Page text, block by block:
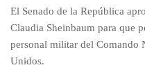
El Senado de la República
Claudia Sheinbaum para que
personal militar del Comando
Unidos.